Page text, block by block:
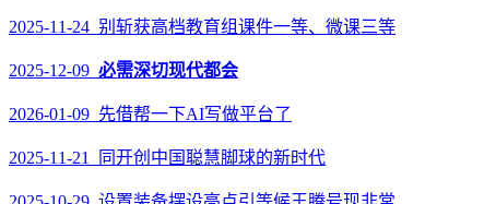
2025-11-24 别斩获高档教育组课件一等、微课三等
2025-12-09 必需深切现代都会
2026-01-09 先借帮一下AI写做平台了
2025-11-21 同开创中国聪慧脚球的新时代